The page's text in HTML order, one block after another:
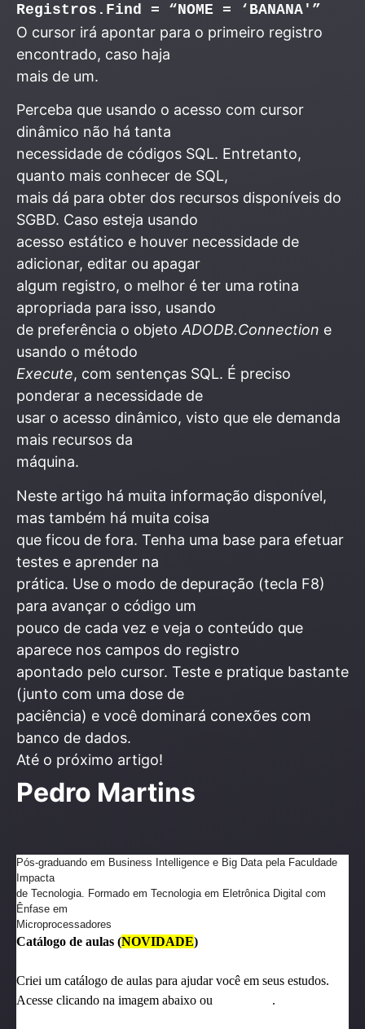
Registros.Find = “NOME = ‘BANANA'”
O cursor irá apontar para o primeiro registro
encontrado, caso haja
mais de um.
Perceba que usando o acesso com cursor
dinâmico não há tanta
necessidade de códigos SQL. Entretanto,
quanto mais conhecer de SQL,
mais dá para obter dos recursos disponíveis do
SGBD. Caso esteja usando
acesso estático e houver necessidade de
adicionar, editar ou apagar
algum registro, o melhor é ter uma rotina
apropriada para isso, usando
de preferência o objeto ADODB.Connection e
usando o método
Execute, com sentenças SQL. É preciso
ponderar a necessidade de
usar o acesso dinâmico, visto que ele demanda
mais recursos da
máquina.
Neste artigo há muita informação disponível,
mas também há muita coisa
que ficou de fora. Tenha uma base para efetuar
testes e aprender na
prática. Use o modo de depuração (tecla F8)
para avançar o código um
pouco de cada vez e veja o conteúdo que
aparece nos campos do registro
apontado pelo cursor. Teste e pratique bastante
(junto com uma dose de
paciência) e você dominará conexões com
banco de dados.
Até o próximo artigo!
Pedro Martins
Pós-graduando em Business Intelligence e Big Data pela Faculdade
Impacta
de Tecnologia. Formado em Tecnologia em Eletrônica Digital com
Ênfase em
Microprocessadores
Catálogo de aulas (NOVIDADE)
Criei um catálogo de aulas para ajudar você em seus estudos.
Acesse clicando na imagem abaixo ou
.